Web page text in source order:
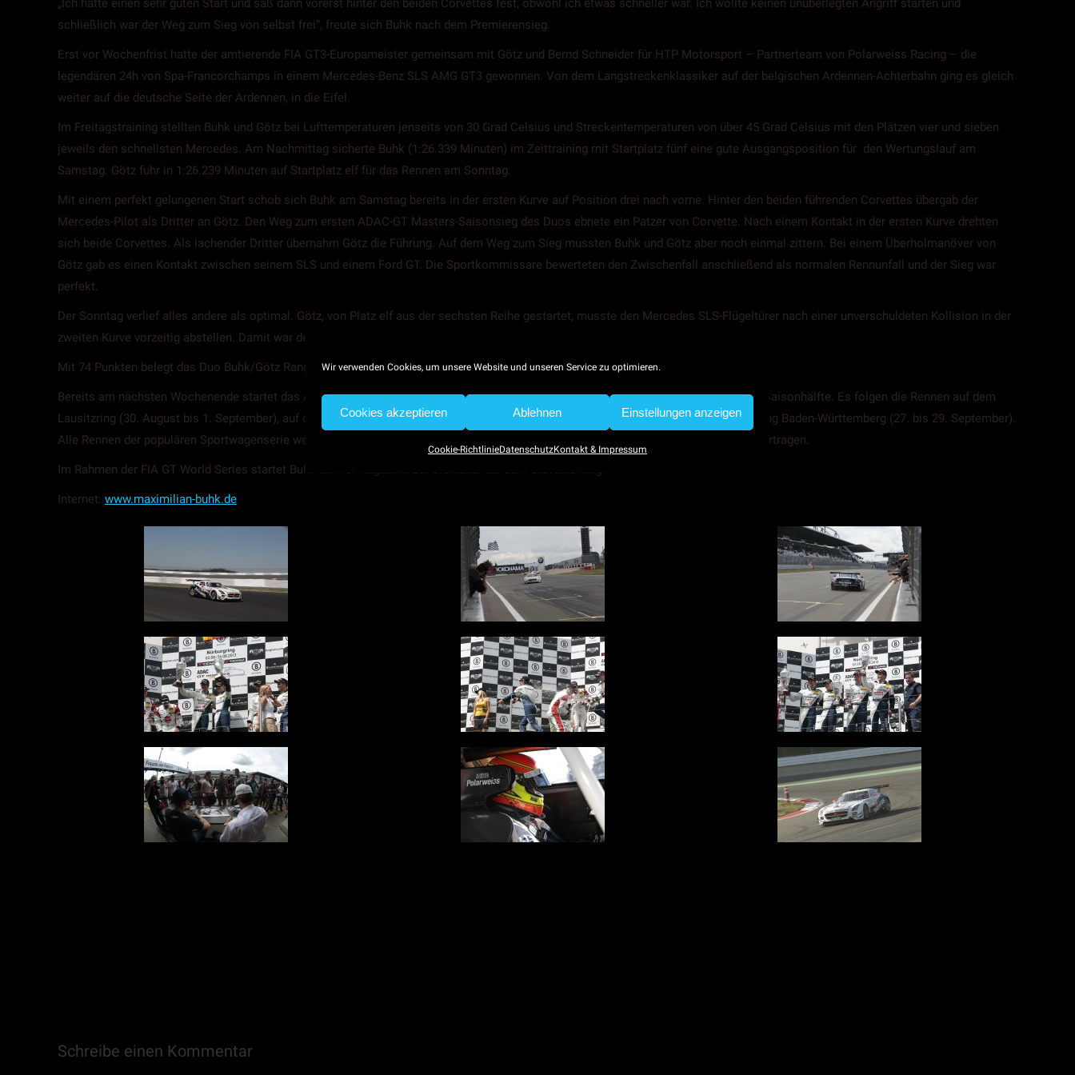
Wir verwenden Cookies, um unsere Website und unseren Service zu optimieren.
Cookies akzeptieren Ablehnen Einstellungen anzeigen
Cookie-RichtlinieDatenschutzKontakt & Impressum
„Ich hatte einen sehr guten Start und saß dann vorerst hinter den beiden Corvettes fest, obwohl ich etwas schneller war. Ich wollte keinen unüberlegten Angriff starten und
schließlich war der Weg zum Sieg von selbst frei“, freute sich Buhk nach dem Premierensieg.
Erst vor Wochenfrist hatte der amtierende FIA GT3-Europameister gemeinsam mit Götz und Bernd Schneider für HTP Motorsport – Partnerteam von Polarweiss Racing – die
legendären 24h von Spa-Francorchamps in einem Mercedes-Benz SLS AMG GT3 gewonnen. Von dem Langstreckenklassiker auf der belgischen Ardennen-Achterbahn ging es gleich
weiter auf die deutsche Seite der Ardennen, in die Eifel.
Im Freitagstraining stellten Buhk und Götz bei Lufttemperaturen jenseits von 30 Grad Celsius und Streckentemperaturen von über 45 Grad Celsius mit den Plätzen vier und sieben
jeweils den schnellsten Mercedes. Am Nachmittag sicherte Buhk (1:26.339 Minuten) im Zeittraining mit Startplatz fünf eine gute Ausgangsposition für den Wertungslauf am
Samstag. Götz fuhr in 1:26.239 Minuten auf Startplatz elf für das Rennen am Sonntag.
Mit einem perfekt gelungenen Start schob sich Buhk am Samstag bereits in der ersten Kurve auf Position drei nach vorne. Hinter den beiden führenden Corvettes übergab der
Mercedes-Pilot als Dritter an Götz. Den Weg zum ersten ADAC-GT Masters-Saisonsieg des Duos ebnete ein Patzer von Corvette. Nach einem Kontakt in der ersten Kurve drehten
sich beide Corvettes. Als lachender Dritter übernahm Götz die Führung. Auf dem Weg zum Sieg mussten Buhk und Götz aber noch einmal zittern. Bei einem Überholmanöver von
Götz gab es einen Kontakt zwischen seinem SLS und einem Ford GT. Die Sportkommissare bewerteten den Zwischenfall anschließend als normalen Rennunfall und der Sieg war
perfekt.
Der Sonntag verlief alles andere als optimal. Götz, von Platz elf aus der sechsten Reihe gestartet, musste den Mercedes SLS-Flügeltürer nach einer unverschuldeten Kollision in der
zweiten Kurve vorzeitig abstellen. Damit war der Arbeitstag für Buhk bereits beendet, bevor er richtig angefangen hatte.
Mit 74 Punkten belegt das Duo Buhk/Götz Rang drei in der Fahrerwertung mit knappem Abstand zum Führungsduo Baumann/Hürtgen.
Bereits am nächsten Wochenende startet das ADAC GT Masters auf dem Red Bull Ring (9. bis 11. August) in Österreich in die zweite Saisonhälfte. Es folgen die Rennen auf dem
Lausitzring (30. August bis 1. September), auf dem Slovakia Ring (13. bis 15. September) und das Saisonfinale auf dem Hockenheimring Baden-Württemberg (27. bis 29. September).
Alle Rennen der populären Sportwagenserie werden vom TV-Sender Kabel eins jeweils live am Samstag und Sonntag ab 12:00 Uhr übertragen.
Im Rahmen der FIA GT World Series startet Buhk am 18. August in der Slowakei auf dem Slovakia Ring.
Internet: www.maximilian-buhk.de
Schreibe einen Kommentar